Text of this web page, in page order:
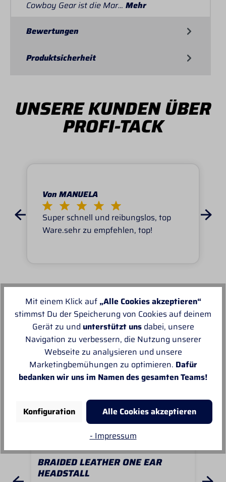
Cowboy Gear ist die Mar… Mehr
Bewertungen
Produktsicherheit
UNSERE KUNDEN ÜBER
PROFI-TACK
Von MANUELA
Super schnell und reibungslos, top
Ware.sehr zu empfehlen, top!
Unsere Empfehlungen
BRAIDED LEATHER ONE EAR
HEADSTALL
Mit einem Klick auf „Alle Cookies akzeptieren“
stimmst Du der Speicherung von Cookies auf deinem
Gerät zu und unterstützt unsdabei, unsere
Navigation zu verbessern, die Nutzung unserer
Webseite zu analysieren und unsere
Marketingbemühungen zu optimieren. Dafür
bedanken wir uns im Namen des gesamten Teams!
Konfiguration
Alle Cookies akzeptieren
- Impressum